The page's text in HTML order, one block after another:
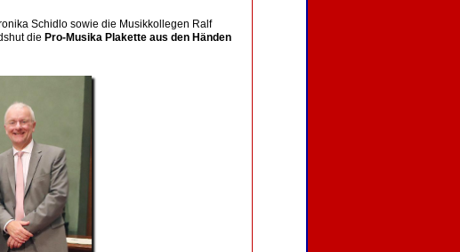
Schidlo sowie die Musikkollegen Ralf
die Pro-Musika Plakette aus den Händen